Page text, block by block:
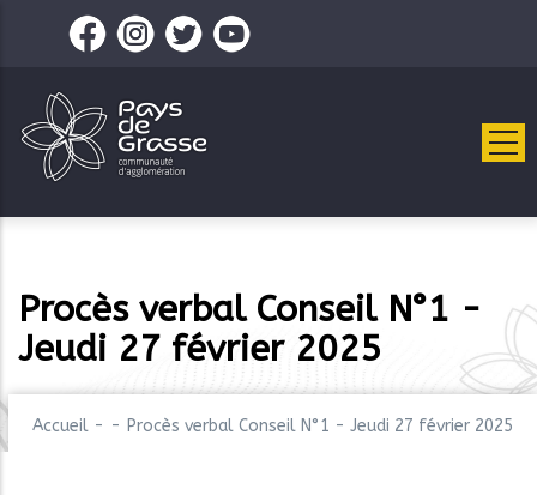
contenu
principal
Procès verbal Conseil N°1 -
Jeudi 27 février 2025
Accueil - - Procès verbal Conseil N°1 - Jeudi 27 février 2025